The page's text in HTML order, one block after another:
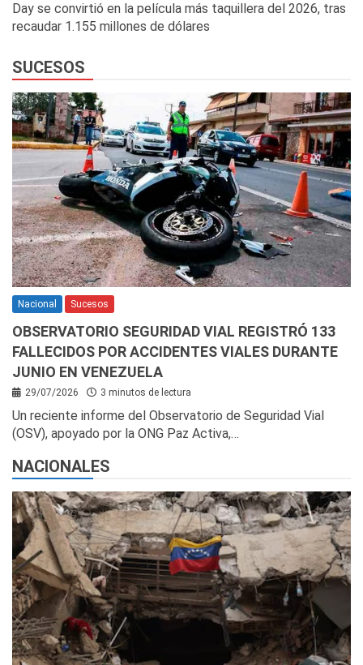
Day se convirtió en la película más taquillera del 2026, tras
recaudar 1.155 millones de dólares
SUCESOS
Nacional Sucesos
OBSERVATORIO SEGURIDAD VIAL REGISTRÓ 133
FALLECIDOS POR ACCIDENTES VIALES DURANTE
JUNIO EN VENEZUELA
29/07/2026 3 minutos de lectura
Un reciente informe del Observatorio de Seguridad Vial
(OSV), apoyado por la ONG Paz Activa,…
NACIONALES